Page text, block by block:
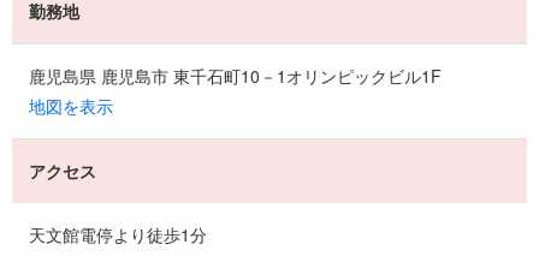
勤務地
鹿児島県 鹿児島市 東千石町10－1オリンピックビル1F
地図を表示
アクセス
天文館電停より徒歩1分